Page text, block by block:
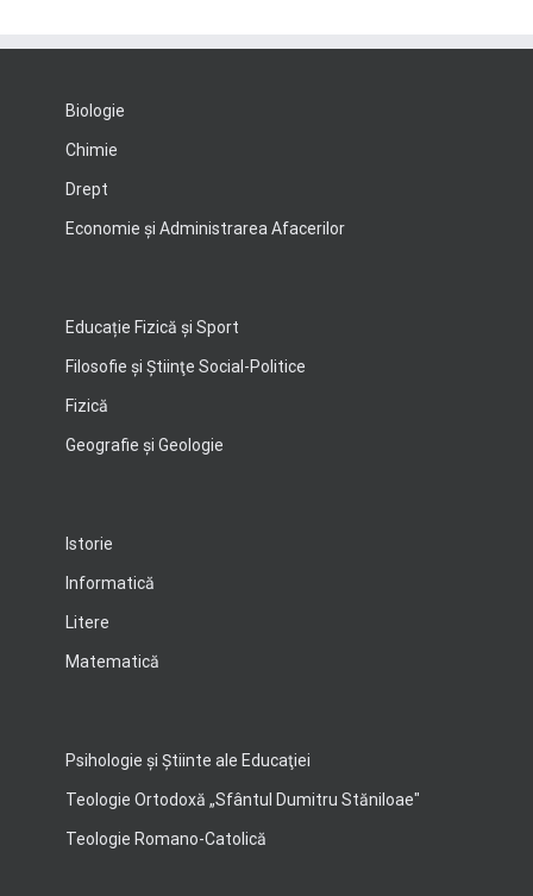
Biologie
Chimie
Drept
Economie şi Administrarea Afacerilor
Educație Fizică și Sport
Filosofie şi Ştiinţe Social-Politice
Fizică
Geografie şi Geologie
Istorie
Informatică
Litere
Matematică
Psihologie şi Ştiinte ale Educaţiei
Teologie Ortodoxă „Sfântul Dumitru Stăniloae"
Teologie Romano-Catolică